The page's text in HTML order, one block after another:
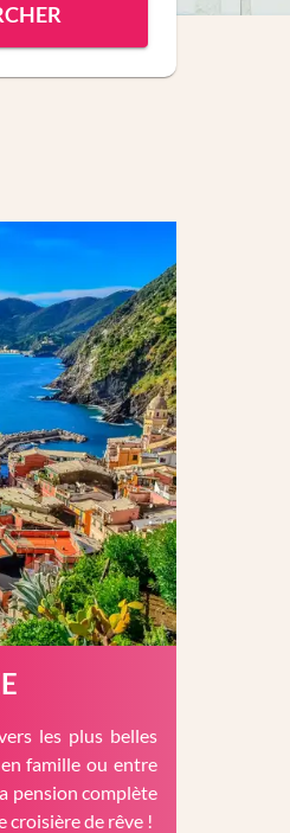
les plus belles
en famille ou entre
pension complète
croisière de rêve !